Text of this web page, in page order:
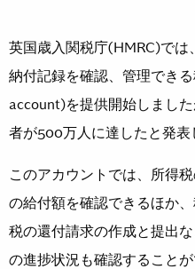
英国歳入関税庁(HMRC)で
納付記録を確認、管理でき
account)を提供開始しまし
者が500万人に達したと発表
このアカウントでは、所得
の給付額を確認できるほか
税の還付請求の作成と提出
の進捗状況も確認することが